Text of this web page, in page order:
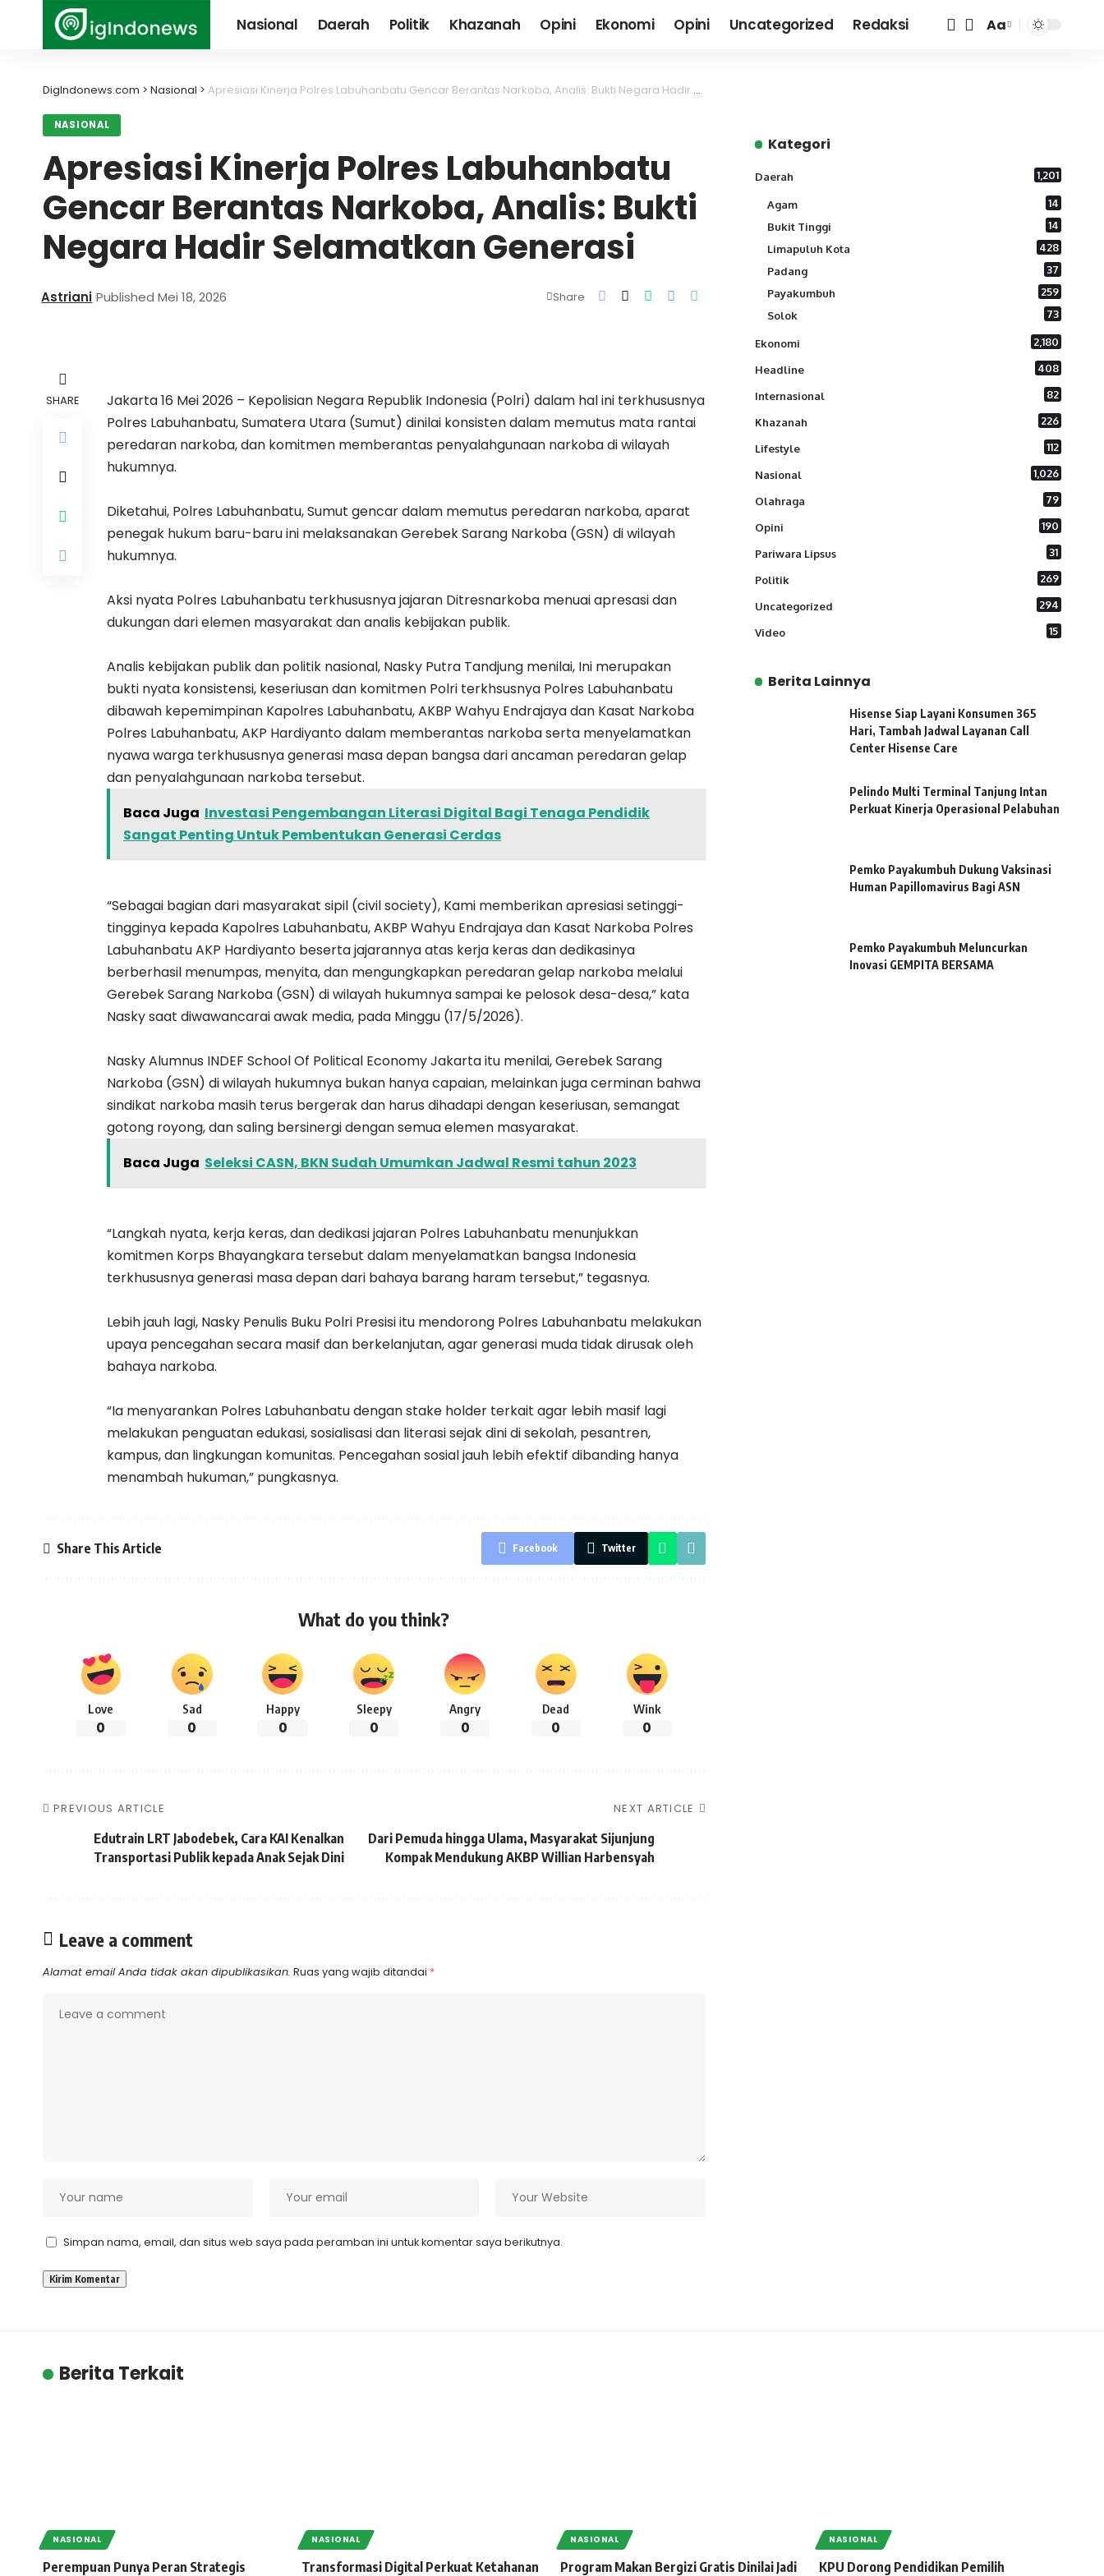
Nasional Daerah Politik Khazanah Opini Ekonomi Opini Uncategorized Redaksi
Font
Aa
DigIndonews.com > Nasional > Apresiasi Kinerja Polres Labuhanbatu Gencar Berantas Narkoba, Analis: Bukti Negara Hadir Selamatkan Generasi
NASIONAL
Apresiasi Kinerja Polres Labuhanbatu
Gencar Berantas Narkoba, Analis: Bukti
Negara Hadir Selamatkan Generasi
Astriani Published Mei 18, 2026 Share
SHARE
Jakarta 16 Mei 2026 – Kepolisian Negara Republik Indonesia (Polri) dalam hal ini terkhususnya
Polres Labuhanbatu, Sumatera Utara (Sumut) dinilai konsisten dalam memutus mata rantai
peredaran narkoba, dan komitmen memberantas penyalahgunaan narkoba di wilayah
hukumnya.
Diketahui, Polres Labuhanbatu, Sumut gencar dalam memutus peredaran narkoba, aparat
penegak hukum baru-baru ini melaksanakan Gerebek Sarang Narkoba (GSN) di wilayah
hukumnya.
Aksi nyata Polres Labuhanbatu terkhususnya jajaran Ditresnarkoba menuai apresasi dan
dukungan dari elemen masyarakat dan analis kebijakan publik.
Analis kebijakan publik dan politik nasional, Nasky Putra Tandjung menilai, Ini merupakan
bukti nyata konsistensi, keseriusan dan komitmen Polri terkhsusnya Polres Labuhanbatu
dibawah kepemimpinan Kapolres Labuhanbatu, AKBP Wahyu Endrajaya dan Kasat Narkoba
Polres Labuhanbatu, AKP Hardiyanto dalam memberantas narkoba serta menyelamatkan
nyawa warga terkhususnya generasi masa depan bangsa dari ancaman peredaran gelap
dan penyalahgunaan narkoba tersebut.
Baca Juga Investasi Pengembangan Literasi Digital Bagi Tenaga Pendidik
Sangat Penting Untuk Pembentukan Generasi Cerdas
“Sebagai bagian dari masyarakat sipil (civil society), Kami memberikan apresiasi setinggi-
tingginya kepada Kapolres Labuhanbatu, AKBP Wahyu Endrajaya dan Kasat Narkoba Polres
Labuhanbatu AKP Hardiyanto beserta jajarannya atas kerja keras dan dedikasinya
berberhasil menumpas, menyita, dan mengungkapkan peredaran gelap narkoba melalui
Gerebek Sarang Narkoba (GSN) di wilayah hukumnya sampai ke pelosok desa-desa,” kata
Nasky saat diwawancarai awak media, pada Minggu (17/5/2026).
Nasky Alumnus INDEF School Of Political Economy Jakarta itu menilai, Gerebek Sarang
Narkoba (GSN) di wilayah hukumnya bukan hanya capaian, melainkan juga cerminan bahwa
sindikat narkoba masih terus bergerak dan harus dihadapi dengan keseriusan, semangat
gotong royong, dan saling bersinergi dengan semua elemen masyarakat.
Baca Juga Seleksi CASN, BKN Sudah Umumkan Jadwal Resmi tahun 2023
“Langkah nyata, kerja keras, dan dedikasi jajaran Polres Labuhanbatu menunjukkan
komitmen Korps Bhayangkara tersebut dalam menyelamatkan bangsa Indonesia
terkhususnya generasi masa depan dari bahaya barang haram tersebut,” tegasnya.
Lebih jauh lagi, Nasky Penulis Buku Polri Presisi itu mendorong Polres Labuhanbatu melakukan
upaya pencegahan secara masif dan berkelanjutan, agar generasi muda tidak dirusak oleh
bahaya narkoba.
“Ia menyarankan Polres Labuhanbatu dengan stake holder terkait agar lebih masif lagi
melakukan penguatan edukasi, sosialisasi dan literasi sejak dini di sekolah, pesantren,
kampus, dan lingkungan komunitas. Pencegahan sosial jauh lebih efektif dibanding hanya
menambah hukuman,” pungkasnya.
Share This Article Facebook Twitter
What do you think?
Love
0
Sad
0
Happy
0
Sleepy
0
Angry
0
Dead
0
Wink
0
PREVIOUS ARTICLE
Edutrain LRT Jabodebek, Cara KAI Kenalkan
Transportasi Publik kepada Anak Sejak Dini
NEXT ARTICLE
Dari Pemuda hingga Ulama, Masyarakat Sijunjung
Kompak Mendukung AKBP Willian Harbensyah
Leave a comment
Alamat email Anda tidak akan dipublikasikan. Ruas yang wajib ditandai *
Simpan nama, email, dan situs web saya pada peramban ini untuk komentar saya berikutnya.
Kategori
Daerah 1,201
Agam
14
Bukit Tinggi
14
Limapuluh Kota
428
Padang
37
Payakumbuh
259
Solok
73
Ekonomi 2,180
Headline 408
Internasional 82
Khazanah 226
Lifestyle 112
Nasional 1,026
Olahraga 79
Opini 190
Pariwara Lipsus 31
Politik 269
Uncategorized 294
Video 15
Berita Lainnya
Hisense Siap Layani Konsumen 365
Hari, Tambah Jadwal Layanan Call
Center Hisense Care
Pelindo Multi Terminal Tanjung Intan
Perkuat Kinerja Operasional Pelabuhan
Pemko Payakumbuh Dukung Vaksinasi
Human Papillomavirus Bagi ASN
Pemko Payakumbuh Meluncurkan
Inovasi GEMPITA BERSAMA
Berita Terkait
NASIONAL
Perempuan Punya Peran Strategis
NASIONAL
Transformasi Digital Perkuat Ketahanan
NASIONAL
Program Makan Bergizi Gratis Dinilai Jadi
NASIONAL
KPU Dorong Pendidikan Pemilih